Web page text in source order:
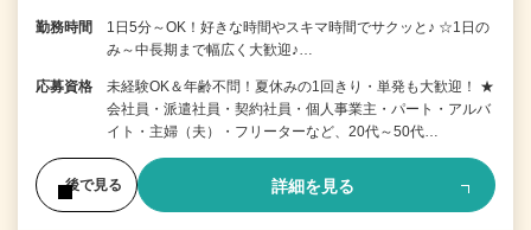
勤務時間
1日5分～OK！好きな時間やスキマ時間でサクッと♪ ☆1日の
み～中長期まで幅広く大歓迎♪…
応募資格
未経験OK＆年齢不問！夏休みの1回きり・単発も大歓迎！ ★
会社員・派遣社員・契約社員・個人事業主・パート・アルバ
イト・主婦（夫）・フリーターなど、20代～50代…
後で見る 詳細を見る